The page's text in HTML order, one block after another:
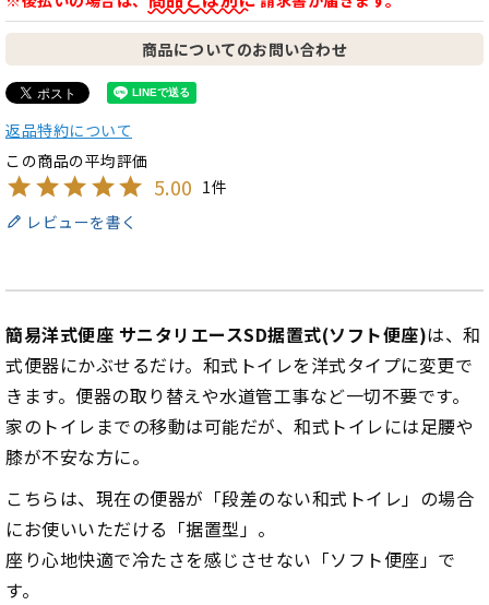
商品についてのお問い合わせ
返品特約について
5.00 1
レビューを書く
簡易洋式便座 サニタリエースSD据置式(ソフト便座)は、和
式便器にかぶせるだけ。和式トイレを洋式タイプに変更で
きます。便器の取り替えや水道管工事など一切不要です。
家のトイレまでの移動は可能だが、和式トイレには足腰や
膝が不安な方に。
こちらは、現在の便器が「段差のない和式トイレ」の場合
にお使いいただける「据置型」。
座り心地快適で冷たさを感じさせない「ソフト便座」で
す。